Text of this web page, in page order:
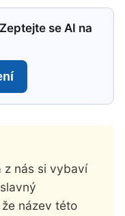
se AI na
z nás si vybaví
název této